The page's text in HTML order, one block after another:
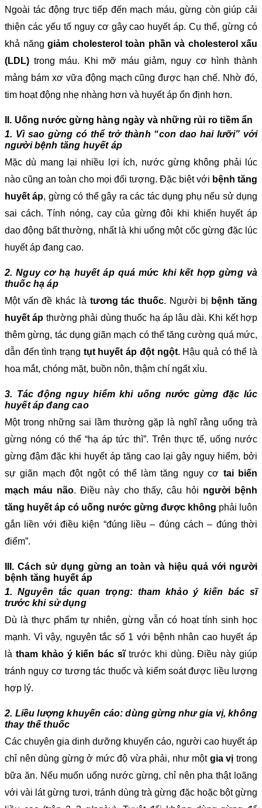
Ngoài tác động trực tiếp đến mạch máu, gừng còn giúp cải
thiện các yếu tố nguy cơ gây cao huyết áp. Cụ thể, gừng có
khả năng giảm cholesterol toàn phần và cholesterol xấu
(LDL) trong máu. Khi mỡ máu giảm, nguy cơ hình thành
mảng bám xơ vữa động mạch cũng được hạn chế. Nhờ đó,
tim hoạt động nhẹ nhàng hơn và huyết áp ổn định hơn.
II. Uống nước gừng hàng ngày và những rủi ro tiềm ẩn
1. Vì sao gừng có thể trở thành “con dao hai lưỡi” với
người bệnh tăng huyết áp
Mặc dù mang lại nhiều lợi ích, nước gừng không phải lúc
nào cũng an toàn cho mọi đối tượng. Đặc biệt với bệnh tăng
huyết áp, gừng có thể gây ra các tác dụng phụ nếu sử dụng
sai cách. Tính nóng, cay của gừng đôi khi khiến huyết áp
dao động bất thường, nhất là khi uống một cốc gừng đặc lúc
huyết áp đang cao.
2. Nguy cơ hạ huyết áp quá mức khi kết hợp gừng và
thuốc hạ áp
Một vấn đề khác là tương tác thuốc. Người bị bệnh tăng
huyết áp thường phải dùng thuốc hạ áp lâu dài. Khi kết hợp
thêm gừng, tác dụng giãn mạch có thể tăng cường quá mức,
dẫn đến tình trạng tụt huyết áp đột ngột. Hậu quả có thể là
hoa mắt, chóng mặt, buồn nôn, thậm chí ngất xỉu.
3. Tác động nguy hiểm khi uống nước gừng đặc lúc
huyết áp đang cao
Một trong những sai lầm thường gặp là nghĩ rằng uống trà
gừng nóng có thể “hạ áp tức thì”. Trên thực tế, uống nước
gừng đậm đặc khi huyết áp tăng cao lại gây nguy hiểm, bởi
sự giãn mạch đột ngột có thể làm tăng nguy cơ tai biến
mạch máu não. Điều này cho thấy, câu hỏi người bệnh
tăng huyết áp có uống nước gừng được không phải luôn
gắn liền với điều kiện “đúng liều – đúng cách – đúng thời
điểm”.
III. Cách sử dụng gừng an toàn và hiệu quả với người
bệnh tăng huyết áp
1. Nguyên tắc quan trọng: tham khảo ý kiến bác sĩ
trước khi sử dụng
Dù là thực phẩm tự nhiên, gừng vẫn có hoạt tính sinh học
mạnh. Vì vậy, nguyên tắc số 1 với bệnh nhân cao huyết áp
là tham khảo ý kiến bác sĩ trước khi dùng. Điều này giúp
tránh nguy cơ tương tác thuốc và kiểm soát được liều lượng
hợp lý.
2. Liều lượng khuyến cáo: dùng gừng như gia vị, không
thay thế thuốc
Các chuyên gia dinh dưỡng khuyến cáo, người cao huyết áp
chỉ nên dùng gừng ở mức độ vừa phải, như một gia vị trong
bữa ăn. Nếu muốn uống nước gừng, chỉ nên pha thật loãng
với vài lát gừng tươi, tránh dùng trà gừng đặc hoặc bột gừng